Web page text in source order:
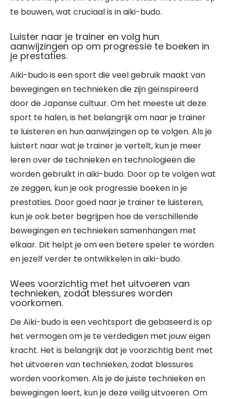
te bouwen, wat cruciaal is in aiki-budo.
Luister naar je trainer en volg hun
aanwijzingen op om progressie te boeken in
je prestaties.
Aiki-budo is een sport die veel gebruik maakt van
bewegingen en technieken die zijn geïnspireerd
door de Japanse cultuur. Om het meeste uit deze
sport te halen, is het belangrijk om naar je trainer
te luisteren en hun aanwijzingen op te volgen. Als je
luistert naar wat je trainer je vertelt, kun je meer
leren over de technieken en technologieën die
worden gebruikt in aiki-budo. Door op te volgen wat
ze zeggen, kun je ook progressie boeken in je
prestaties. Door goed naar je trainer te luisteren,
kun je ook beter begrijpen hoe de verschillende
bewegingen en technieken samenhangen met
elkaar. Dit helpt je om een betere speler te worden
en jezelf verder te ontwikkelen in aiki-budo.
Wees voorzichtig met het uitvoeren van
technieken, zodat blessures worden
voorkomen.
De Aiki-budo is een vechtsport die gebaseerd is op
het vermogen om je te verdedigen met jouw eigen
kracht. Het is belangrijk dat je voorzichtig bent met
het uitvoeren van technieken, zodat blessures
worden voorkomen. Als je de juiste technieken en
bewegingen leert, kun je deze veilig uitvoeren. Om